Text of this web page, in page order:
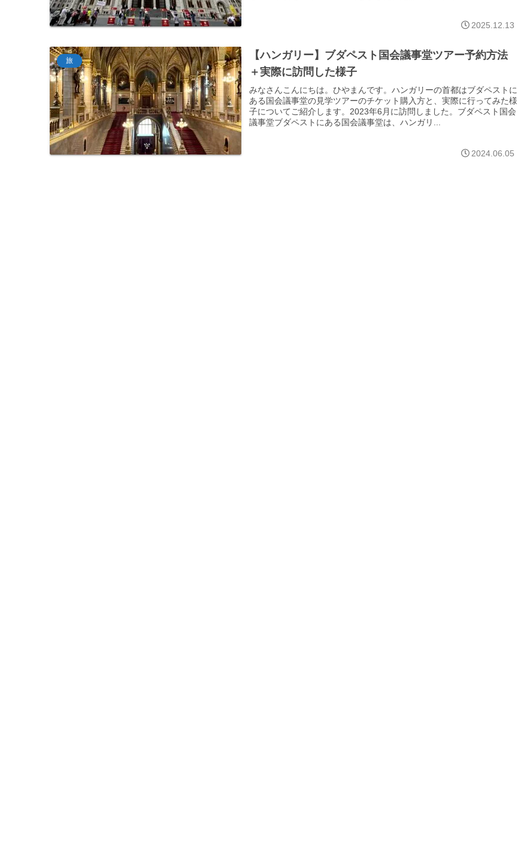
2025.12.13
旅
【ハンガリー】ブダペスト国会議事堂ツアー予約方法
＋実際に訪問した様子
みなさんこんにちは。ひやまんです。ハンガリーの首都はブダペストに
ある国会議事堂の見学ツアーのチケット購入方と、実際に行ってみた様
子についてご紹介します。2023年6月に訪問しました。ブダペスト国会
議事堂ブダペストにある国会議事堂は、ハンガリ...
2024.06.05